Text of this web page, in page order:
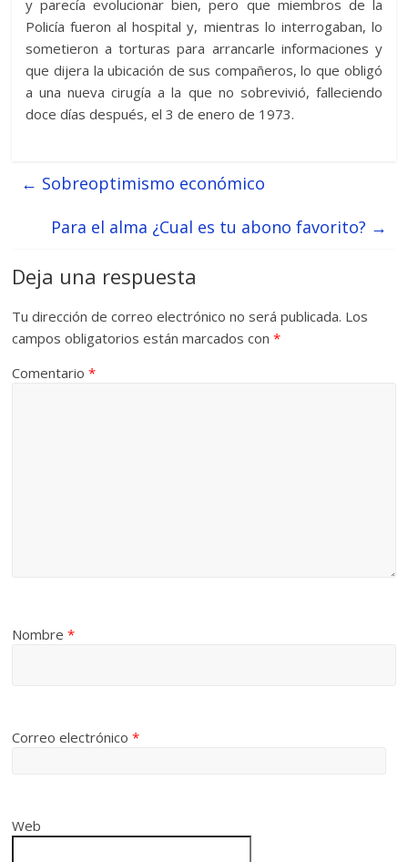
y parecía evolucionar bien, pero que miembros de la
Policía fueron al hospital y, mientras lo interrogaban, lo
sometieron a torturas para arrancarle informaciones y
que dijera la ubicación de sus compañeros, lo que obligó
a una nueva cirugía a la que no sobrevivió, falleciendo
doce días después, el 3 de enero de 1973.
← Sobreoptimismo económico
Para el alma ¿Cual es tu abono favorito? →
Deja una respuesta
Tu dirección de correo electrónico no será publicada. Los
campos obligatorios están marcados con*
Comentario*
Nombre*
Correo electrónico*
Web